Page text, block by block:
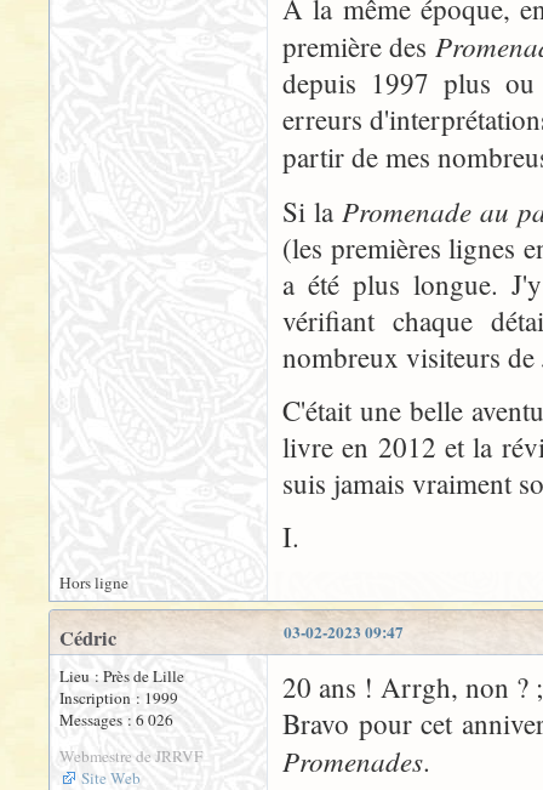
A la même époque,
première des
depuis 1997 plus
erreurs
partir de mes
Si la Promenade au
(les premières lignes
a été plus longue.
vérifiant chaque
nombreux visiteurs de
C'était une belle
livre en 2012 et la
suis jamais vraiment
I.
Hors ligne
03-02-2023 09:47
Cédric
Lieu : Près de Lille
Inscription : 1999
Messages : 6 026
Webmestre de JRRVF
Site Web
20 ans ! Arrgh, non ?
Bravo pour cet
Promenades.